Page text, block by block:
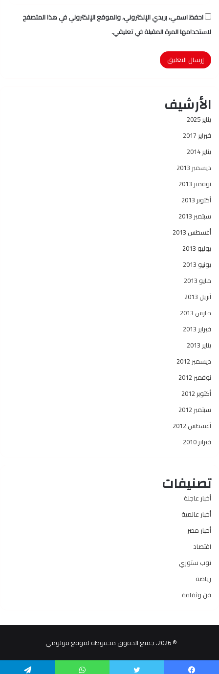
احفظ اسمي، بريدي الإلكتروني، والموقع الإلكتروني في هذا المتصفح
لاستخدامها المرة المقبلة في تعليقي.
الأرشيف
يناير 2025
فبراير 2017
يناير 2014
ديسمبر 2013
نوفمبر 2013
أكتوبر 2013
سبتمبر 2013
أغسطس 2013
يوليو 2013
يونيو 2013
مايو 2013
أبريل 2013
مارس 2013
فبراير 2013
يناير 2013
ديسمبر 2012
نوفمبر 2012
أكتوبر 2012
سبتمبر 2012
أغسطس 2012
فبراير 2010
تصنيفات
أخبار عاجلة
أخبار عالمية
أخبار مصر
اقتصاد
توب ستوري
رياضة
فن وثقافة
© 2026، جميع الحقوق محفوظة لموقع فولومي